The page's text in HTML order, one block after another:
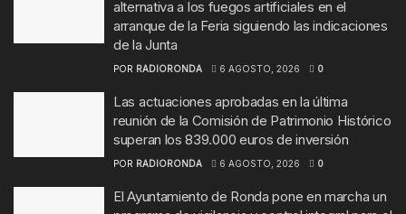
alternativa a los fuegos artificiales en el
arranque de la Feria siguiendo las indicaciones
de la Junta
POR RADIORONDA 6 AGOSTO, 2026 0
Las actuaciones aprobadas en la última
reunión de la Comisión de Patrimonio Histórico
superan los 839.000 euros de inversión
POR RADIORONDA 6 AGOSTO, 2026 0
El Ayuntamiento de Ronda pone en marcha un